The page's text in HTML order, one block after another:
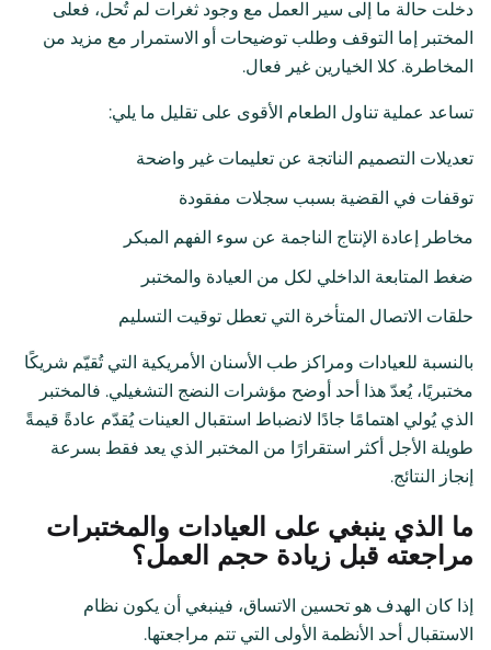
دخلت حالة ما إلى سير العمل مع وجود ثغرات لم تُحل، فعلى
المختبر إما التوقف وطلب توضيحات أو الاستمرار مع مزيد من
المخاطرة. كلا الخيارين غير فعال.
تساعد عملية تناول الطعام الأقوى على تقليل ما يلي:
تعديلات التصميم الناتجة عن تعليمات غير واضحة
توقفات في القضية بسبب سجلات مفقودة
مخاطر إعادة الإنتاج الناجمة عن سوء الفهم المبكر
ضغط المتابعة الداخلي لكل من العيادة والمختبر
حلقات الاتصال المتأخرة التي تعطل توقيت التسليم
بالنسبة للعيادات ومراكز طب الأسنان الأمريكية التي تُقيّم شريكًا
مختبريًا، يُعدّ هذا أحد أوضح مؤشرات النضج التشغيلي. فالمختبر
الذي يُولي اهتمامًا جادًا لانضباط استقبال العينات يُقدّم عادةً قيمةً
طويلة الأجل أكثر استقرارًا من المختبر الذي يعد فقط بسرعة
إنجاز النتائج.
ما الذي ينبغي على العيادات والمختبرات
مراجعته قبل زيادة حجم العمل؟
إذا كان الهدف هو تحسين الاتساق، فينبغي أن يكون نظام
الاستقبال أحد الأنظمة الأولى التي تتم مراجعتها.